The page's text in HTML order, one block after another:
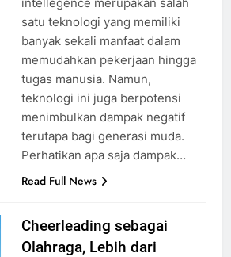
satu teknologi yang memiliki
banyak sekali manfaat dalam
memudahkan pekerjaan hingga
tugas manusia. Namun,
teknologi ini juga berpotensi
menimbulkan dampak negatif
terutapa bagi generasi muda.
Perhatikan apa saja dampak…
Read Full News
Cheerleading sebagai
Olahraga, Lebih dari